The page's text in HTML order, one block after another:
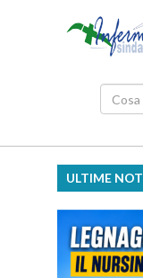
ULTIME